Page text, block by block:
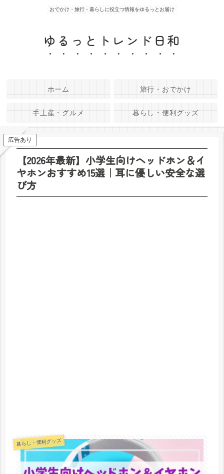
おでかけ・旅行・暮らしに役立つ情報をゆるっとお届け
ゆるっとトレンド日和
ホーム 旅行・おでかけ
手土産・グルメ 暮らし・便利グッズ
広告あり
【2026年最新】小学生向けヘッドホン＆イ
ヤホンおすすめ15選｜耳に優しい安全な選
び方
暮らし・便利グッズ